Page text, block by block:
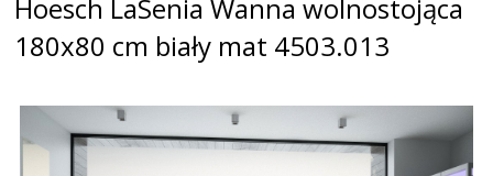
Hoesch LaSenia Wanna wolnostojąca
180x80 cm biały mat 4503.013